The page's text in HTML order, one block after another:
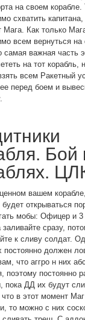
на своем корабле.
схватить
Как только
всем вернуться на
самая важная часть
на тот корабль,
всем Ракетный
перед боем и
Бой
вашем
открываться
мобы: Офицер и 3
сразу,
к сливу солдат.
постоянно должен
что аггро н них
поэтому постоянно
пока ДД их будут
в этот момент
то можно с них